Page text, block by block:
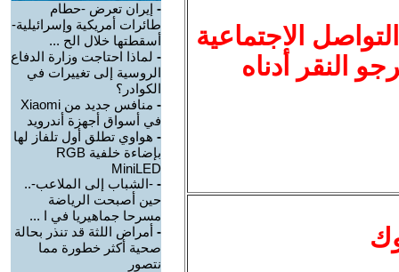
الاجتماعية
النقر أدناه
- إيران تعرض -حطام
طائرات أمريكية وإسرائيلية-
أسقطتها خلال الح ...
- لماذا احتاجت وزارة الدفاع
الروسية إلى تغييرات في
الكوادر؟
-
منافس جديد من Xiaomi
في أسواق أجهزة أندرويد
- هواوي تطلق أول تلفاز لها
بإضاءة خلفية RGB
MiniLED
- -الشباب إلى الملاعب-..
حين أصبحت الرياضة
مسرحا جماهيريا في ا ...
- أمراض اللثة قد تنذر بحالة
صحية أكثر خطورة مما
نتصور